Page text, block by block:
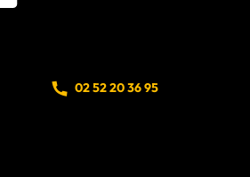
02 52 20 36 95